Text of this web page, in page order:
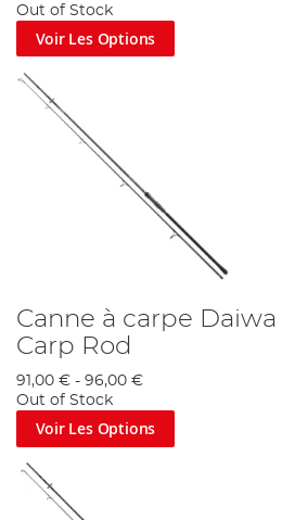
Out of Stock
Voir Les Options
Canne à carpe
Carp Rod
91,00 € - 96,00 €
Out of Stock
Voir Les Options